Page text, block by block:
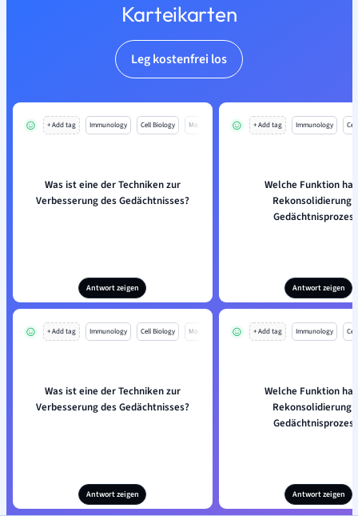
Karteikarten
Leg kostenfrei los
+ Add tag Immunology Cell Biology Mo
Was ist eine der Techniken zur
Verbesserung des Gedächtnisses?
Antwort zeigen
+ Add tag Immunology
Welche Funktion
Rekonsolidierung
Antwort zeigen
+ Add tag Immunology Cell Biology Mo
Was ist eine der Techniken zur
Verbesserung des Gedächtnisses?
Antwort zeigen
+ Add tag Immunology
Welche Funktion
Rekonsolidierung
Antwort zeigen